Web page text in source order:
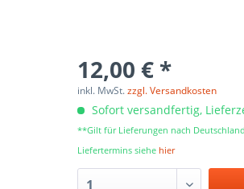
12,00 € *
inkl. MwSt.zzgl. Versandkosten
Sofort versandfertig,
**Gilt für Lieferungen nach
Liefertermins siehe hier